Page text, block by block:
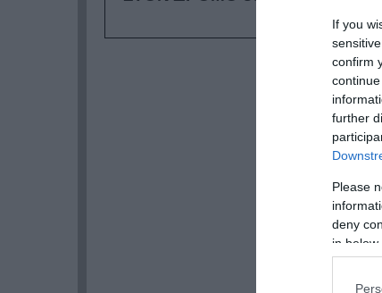
If you
confirm
further
Please
deny
in below